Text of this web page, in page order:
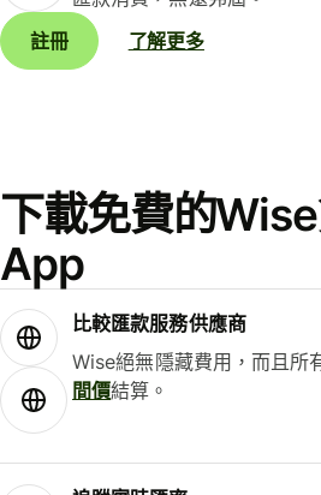
註冊
了解更多
下載免費的
App
比較匯款服務供應商
Wise絕無隱藏費用，而且所
間價結算。